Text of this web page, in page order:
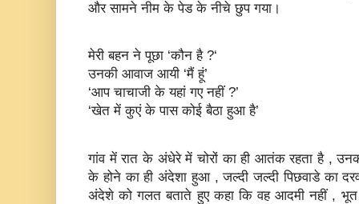
और सामने नीम के पेड के नीचे छुप गया।
मेरी बहन ने पूछा ‘कौन है ?‘
उनकी आवाज आयी ‘मैं हूं’
‘आप चाचाजी के यहां गए नहीं ?’
‘खेत में कुएं के पास कोई बैठा हुआ है’
गांव में रात के अंधेरे में चोरों का ही आतंक रहता है ,
के होने का ही अंदेशा हुआ , जल्‍दी जल्‍दी पिछवाडे का
अंदेशे को गलत बताते हुए कहा कि वह आदमी नहीं ,